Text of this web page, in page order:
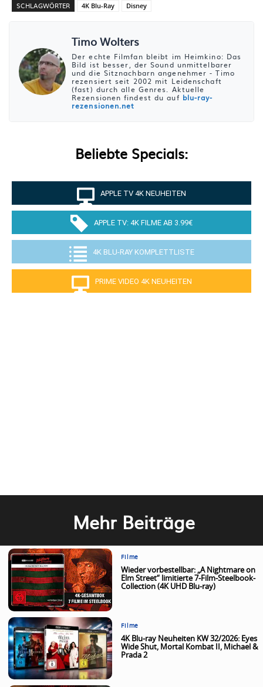
SCHLAGWÖRTER 4K Blu-Ray Disney
Timo Wolters
Der echte Filmfan bleibt im Heimkino: Das
Bild ist besser, der Sound unmittelbarer
und die Sitznachbarn angenehmer - Timo
rezensiert seit 2002 mit Leidenschaft
(fast) durch alle Genres. Aktuelle
Rezensionen findest du auf blu-ray-
rezensionen.net
Beliebte Specials:
APPLE TV 4K NEUHEITEN
APPLE TV: 4K FILME AB 3.99€
4K BLU-RAY KOMPLETTLISTE
PRIME VIDEO 4K NEUHEITEN
Mehr Beiträge
Filme
Wieder vorbestellbar: „A Nightmare on
Elm Street“ limitierte 7-Film-Steelbook-
Collection (4K UHD Blu-ray)
Filme
4K Blu-ray Neuheiten KW 32/2026: Eyes
Wide Shut, Mortal Kombat II, Michael &
Prada 2